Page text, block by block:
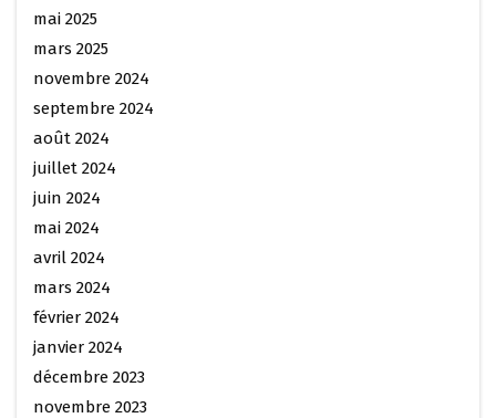
mai 2025
mars 2025
novembre 2024
septembre 2024
août 2024
juillet 2024
juin 2024
mai 2024
avril 2024
mars 2024
février 2024
janvier 2024
décembre 2023
novembre 2023